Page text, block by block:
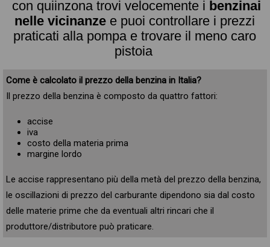
con quiinzona trovi velocemente i benzinai
nelle vicinanze e puoi controllare i prezzi
praticati alla pompa e trovare il meno caro
pistoia
Come è calcolato il prezzo della benzina in Italia?
Il prezzo della benzina è composto da quattro fattori:
accise
iva
costo della materia prima
margine lordo
Le accise rappresentano più della metà del prezzo della benzina,
le oscillazioni di prezzo del carburante dipendono sia dal costo
delle materie prime che da eventuali altri rincari che il
produttore/distributore può praticare.